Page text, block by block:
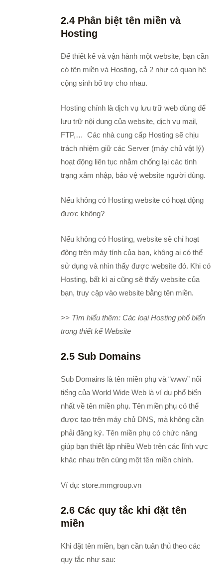
2.4 Phân biệt tên miền và
Hosting
Để thiết kế và vận hành một website, bạn cần
có tên miền và Hosting, cả 2 như có quan hệ
cộng sinh bổ trợ cho nhau.
Hosting chính là dịch vụ lưu trữ web dùng để
lưu trữ nội dung của website, dịch vụ mail,
FTP,… Các nhà cung cấp Hosting sẽ chịu
trách nhiệm giữ các Server (máy chủ vật lý)
hoạt động liên tục nhằm chống lại các tình
trạng xâm nhập, bảo vệ website người dùng.
Nếu không có Hosting website có hoạt động
được không?
Nếu không có Hosting, website sẽ chỉ hoạt
động trên máy tính của bạn, không ai có thể
sử dụng và nhìn thấy được website đó. Khi có
Hosting, bất kì ai cũng sẽ thấy website của
bạn, truy cập vào website bằng tên miền.
>> Tìm hiểu thêm: Các loại Hosting phổ biến
trong thiết kế Website
2.5 Sub Domains
Sub Domains là tên miền phụ và “www” nổi
tiếng của World Wide Web là ví dụ phổ biến
nhất về tên miền phụ. Tên miền phụ có thể
được tạo trên máy chủ DNS, mà không cần
phải đăng ký. Tên miền phụ có chức năng
giúp bạn thiết lập nhiều Web trên các lĩnh vực
khác nhau trên cùng một tên miền chính.
Ví dụ: store.mmgroup.vn
2.6 Các quy tắc khi đặt tên
miền
Khi đặt tên miền, bạn cần tuân thủ theo các
quy tắc như sau: